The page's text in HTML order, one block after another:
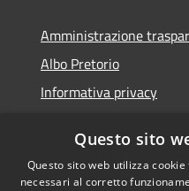
Amministrazione
Albo Pretorio
Informativa privacy
Dichiarazione di
Questo sito
Questo sito web utilizza
necessari al corretto